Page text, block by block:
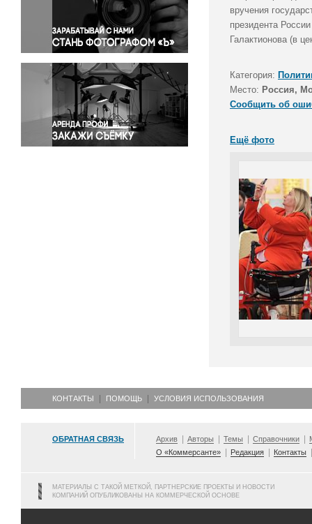
Правосудие
Происшествия и конфликты
Религия
Светская жизнь
Спорт
Экология
Экономика и бизнес
вручения
президента
Галактионова (в
Категория:
Место: Россия,
Сообщить об
Ещё фото
КОНТАКТЫ ПОМОЩЬ УСЛОВИЯ ИСПОЛЬЗОВАНИЯ
ОБРАТНАЯ СВЯЗЬ Архив Авторы Темы Справочники
О «Коммерсанте»
Редакция Контакты
МАТЕРИАЛЫ С ТАКОЙ МЕТКОЙ, ПАРТНЕРСКИЕ ПРОЕКТЫ И НОВОСТИ
КОМПАНИЙ ОПУБЛИКОВАНЫ НА КОММЕРЧЕСКОЙ ОСНОВЕ